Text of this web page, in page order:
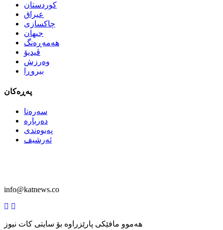
كوردستان
عیراق
چاكسازی
جیهان
هەمەڕەنگ
ڤیدیۆ
وەرزش
بیروڕا
پەڕەکان
سەرەتا
دەربارە
پەیوەندی
ئەرشیف
info@katnews.co
هەموو مافێكی پارێزراوە بۆ سایتی كات نیوز